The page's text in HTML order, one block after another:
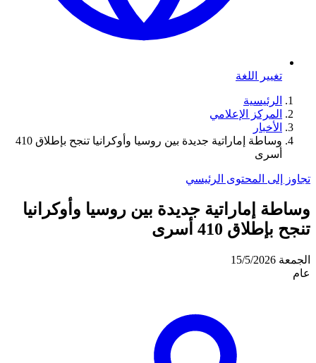
تغيير اللغة
الرئيسية
المركز الإعلامي
الأخبار
وساطة إماراتية جديدة بين روسيا وأوكرانيا تنجح بإطلاق 410
أسرى
تجاوز إلى المحتوى الرئيسي
وساطة إماراتية جديدة بين روسيا وأوكرانيا
تنجح بإطلاق 410 أسرى
الجمعة 15/5/2026
عام